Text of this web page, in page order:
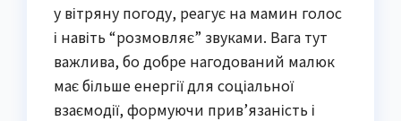
у вітряну погоду, реагує на мамин голос
і навіть “розмовляє” звуками. Вага тут
важлива, бо добре нагодований малюк
має більше енергії для соціальної
взаємодії, формуючи прив’язаність і